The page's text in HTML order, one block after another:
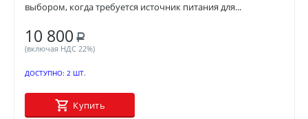
выбором, когда требуется источник питания для...
10 800 Р
(включая НДС 22%)
ДОСТУПНО: 2 ШТ.
Купить